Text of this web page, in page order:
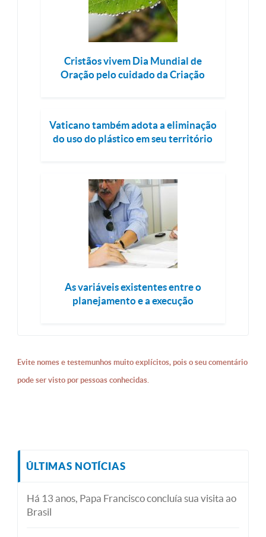
Cristãos vivem Dia Mundial de
Oração pelo cuidado da Criação
Vaticano também adota a eliminação
do uso do plástico em seu território
As variáveis existentes entre o
planejamento e a execução
Evite nomes e testemunhos muito explícitos, pois o seu comentário
pode ser visto por pessoas conhecidas.
ÚLTIMAS NOTÍCIAS
Há 13 anos, Papa Francisco concluía sua visita ao
Brasil